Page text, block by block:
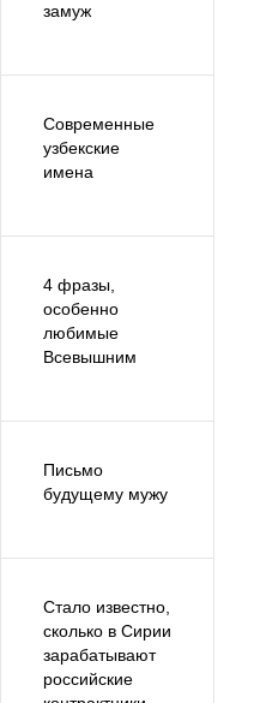
замуж
Современные
узбекские
имена
4 фразы,
особенно
любимые
Всевышним
Письмо
будущему мужу
Стало известно,
сколько в Сирии
зарабатывают
российские